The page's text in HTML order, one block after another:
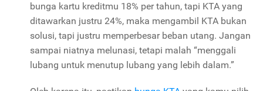
bunga kartu kreditmu 18% per tahun, tapi KTA yang
ditawarkan justru 24%, maka mengambil KTA bukan
solusi, tapi justru memperbesar beban utang. Jangan
sampai niatnya melunasi, tetapi malah “menggali
lubang untuk menutup lubang yang lebih dalam.”